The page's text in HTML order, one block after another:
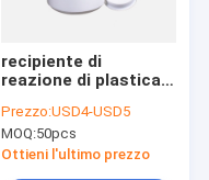
recipiente di
reazione di plastica
consumo PTFE del
laboratorio 2L con il
coperchio della vite
Prezzo:USD4-USD5
MOQ:50pcs
Ottieni l'ultimo prezzo